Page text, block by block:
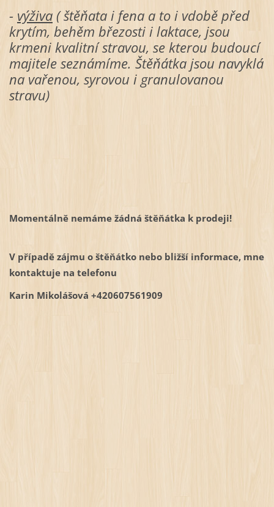
- výživa( štěňata i fena a to i vdobě před
krytím, behěm březosti i laktace, jsou
krmeni kvalitní stravou, se kterou budoucí
majitele seznámíme. Štěňátka jsou navyklá
na vařenou, syrovou i granulovanou
stravu)
Momentálně nemáme žádná štěňátka k prodeji!
V případě zájmu o štěňátko nebo bližší informace, mne
kontaktuje na telefonu
Karin Mikolášová +420607561909